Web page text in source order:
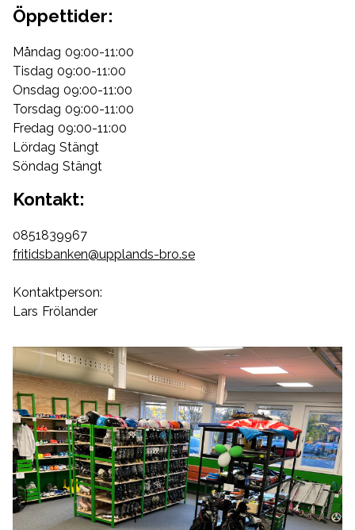
Öppettider:
Måndag 09:00-11:00
Tisdag 09:00-11:00
Onsdag 09:00-11:00
Torsdag 09:00-11:00
Fredag 09:00-11:00
Lördag Stängt
Söndag Stängt
Kontakt:
0851839967
fritidsbanken@upplands-bro.se
Kontaktperson:
Lars Frölander